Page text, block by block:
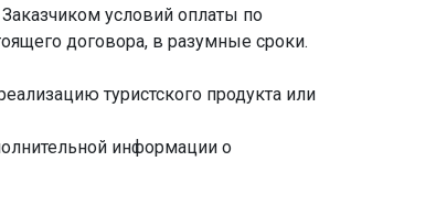
условий оплаты по
договора, в разумные сроки.
туристского продукта или
информации о